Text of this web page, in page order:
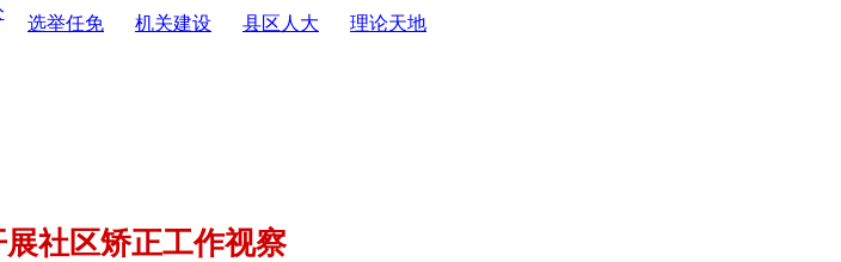
选举任免 机关建设 县区人大 理论天地
社区矫正工作视察